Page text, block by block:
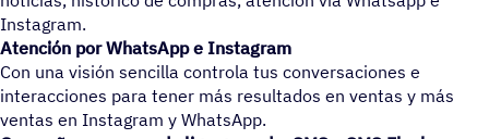
Instagram.
Atención por WhatsApp e Instagram
Con una visión sencilla controla tus conversaciones e
interacciones para tener más resultados en ventas y más
ventas en Instagram y WhatsApp.